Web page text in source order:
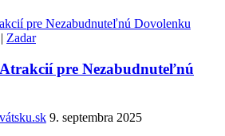
| Zadar
pre Nezabudnuteľnú
9. septembra 2025